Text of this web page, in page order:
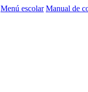
Menú escolar Manual de